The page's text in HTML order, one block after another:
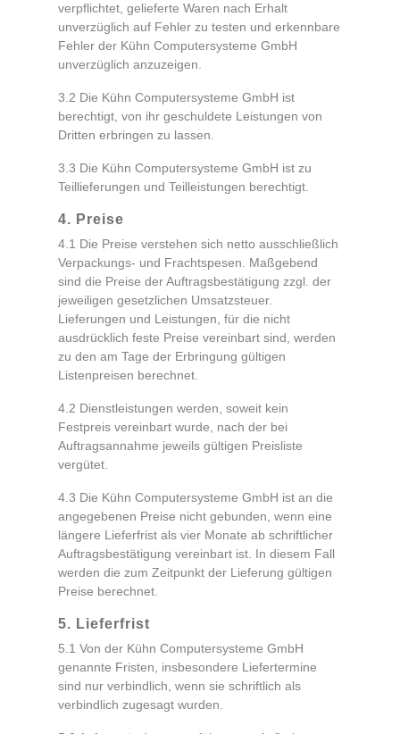
verpflichtet, gelieferte Waren nach Erhalt
unverzüglich auf Fehler zu testen und erkennbare
Fehler der Kühn Computersysteme GmbH
unverzüglich anzuzeigen.
3.2 Die Kühn Computersysteme GmbH ist
berechtigt, von ihr geschuldete Leistungen von
Dritten erbringen zu lassen.
3.3 Die Kühn Computersysteme GmbH ist zu
Teillieferungen und Teilleistungen berechtigt.
4. Preise
4.1 Die Preise verstehen sich netto ausschließlich
Verpackungs- und Frachtspesen. Maßgebend
sind die Preise der Auftragsbestätigung zzgl. der
jeweiligen gesetzlichen Umsatzsteuer.
Lieferungen und Leistungen, für die nicht
ausdrücklich feste Preise vereinbart sind, werden
zu den am Tage der Erbringung gültigen
Listenpreisen berechnet.
4.2 Dienstleistungen werden, soweit kein
Festpreis vereinbart wurde, nach der bei
Auftragsannahme jeweils gültigen Preisliste
vergütet.
4.3 Die Kühn Computersysteme GmbH ist an die
angegebenen Preise nicht gebunden, wenn eine
längere Lieferfrist als vier Monate ab schriftlicher
Auftragsbestätigung vereinbart ist. In diesem Fall
werden die zum Zeitpunkt der Lieferung gültigen
Preise berechnet.
5. Lieferfrist
5.1 Von der Kühn Computersysteme GmbH
genannte Fristen, insbesondere Liefertermine
sind nur verbindlich, wenn sie schriftlich als
verbindlich zugesagt wurden.